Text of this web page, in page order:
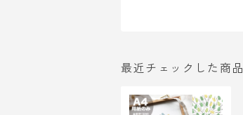
最近チェックした商品